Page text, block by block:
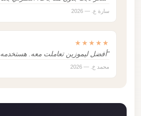
سارة ع. — 2026
★★★★★
"أفضل ليموزين تعاملت معه. هستخدمه
محمد خ. — 2026